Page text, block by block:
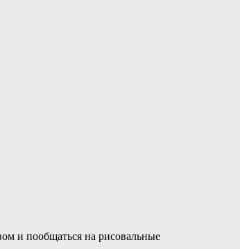
и пообщаться на рисовальные